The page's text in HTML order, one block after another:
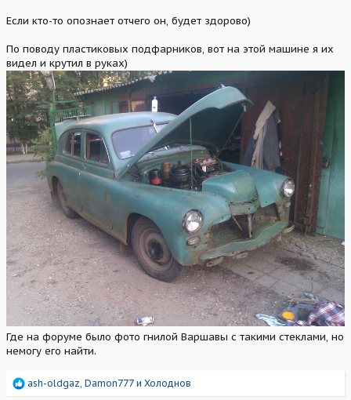
Если кто-то опознает отчего он, будет здорово)
По поводу пластиковых подфарников, вот на этой машине я их
видел и крутил в руках)
Где на форуме было фото гнилой Варшавы с такими стеклами, но
немогу его найти.
Р
ash-oldgaz Damon777 и Холоднов